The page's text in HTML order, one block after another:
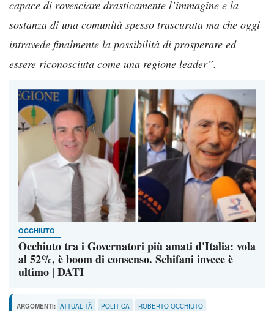
capace di rovesciare drasticamente l’immagine e la
sostanza di una comunità spesso trascurata ma che oggi
intravede finalmente la possibilità di prosperare ed
essere riconosciuta come una regione leader”.
OCCHIUTO
Occhiuto tra i Governatori più amati d'Italia: vola
al 52%, è boom di consenso. Schifani invece è
ultimo | DATI
ARGOMENTI: ATTUALITÀ POLITICA ROBERTO OCCHIUTO